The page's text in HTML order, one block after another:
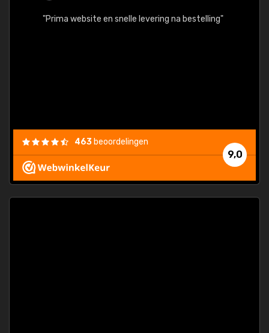
"Prima website en snelle levering na bestelling"
9,0
463 beoordelingen